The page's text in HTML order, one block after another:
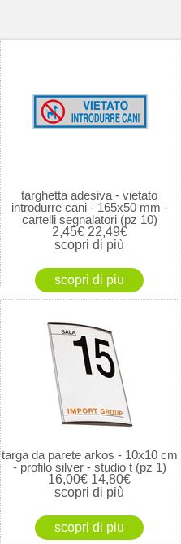
targhetta adesiva - vietato
introdurre cani - 165x50 mm -
cartelli segnalatori (pz 10)
2,45€22,49€
scopri di più
targa da parete arkos - 10x10 cm
- profilo silver - studio t (pz 1)
16,00€ 14,80€
scopri di più